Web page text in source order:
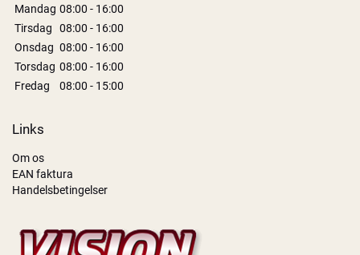
Mandag 08:00 - 16:00
Tirsdag
08:00 - 16:00
Onsdag 08:00 - 16:00
Torsdag 08:00 - 16:00
Fredag
08:00 - 15:00
Links
Om os
EAN faktura
Handelsbetingelser